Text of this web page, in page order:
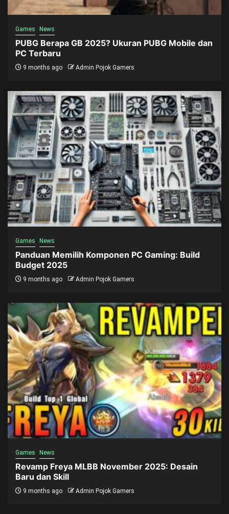
Games News
PUBG Berapa GB 2025? Ukuran PUBG Mobile dan
PC Terbaru
9 months ago Admin Pojok Gamers
Games News
Panduan Memilih Komponen PC Gaming: Build
Budget 2025
9 months ago Admin Pojok Gamers
Games News
Revamp Freya MLBB November 2025: Desain
Baru dan Skill
9 months ago Admin Pojok Gamers